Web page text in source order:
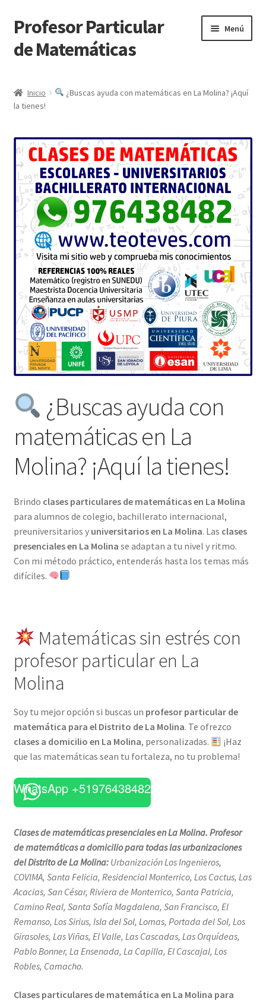
Ir
a
la
Ir
al
contenido
Profesor Particular
de Matemáticas
Menú
Tienda de Matemáticas 100% GRATIS
Inicio
¿Buscas ayuda con matemáticas en La Molina? ¡Aquí
la tienes!
¿Buscas ayuda con
matemáticas en La
Molina? ¡Aquí la tienes!
Brindo clases particulares de matemáticas en La Molina
para alumnos de colegio, bachillerato internacional,
preuniversitarios y universitarios en La Molina. Las clases
presenciales en La Molina se adaptan a tu nivel y ritmo.
Con mi método práctico, entenderás hasta los temas más
difíciles.
Matemáticas sin estrés con
profesor particular en La
Molina
Soy tu mejor opción si buscas un profesor particular de
matemática para el Distrito de La Molina. Te ofrezco
clases a domicilio en La Molina, personalizadas.
¡Haz
que las matemáticas sean tu fortaleza, no tu problema!
WhatsApp +51976438482
Clases de matemáticas presenciales en La Molina. Profesor
de matemáticas a domicilio para todas las urbanizaciones
del Distrito de La Molina:Urbanización Los Ingenieros,
COVIMA, Santa Felicia, Residencial Monterrico, Los Cactus, Las
Acacias, San César, Riviera de Monterrico, Santa Patricia,
Camino Real, Santa Sofía Magdalena, San Francisco, El
Remanso, Los Sirius, Isla del Sol, Lomas, Portada del Sol, Los
Girasoles, Las Viñas, El Valle, Las Cascadas, Las Orquídeas,
Pablo Bonner, La Ensenada, La Capilla, El Cascajal, Los
Robles, Camacho.
Clases particulares de matemática en La Molina para